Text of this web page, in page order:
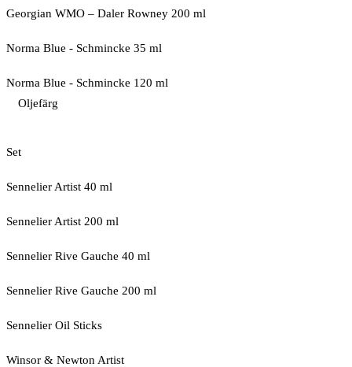
Georgian WMO – Daler Rowney 200 ml
Norma Blue - Schmincke 35 ml
Norma Blue - Schmincke 120 ml
Oljefärg
Set
Sennelier Artist 40 ml
Sennelier Artist 200 ml
Sennelier Rive Gauche 40 ml
Sennelier Rive Gauche 200 ml
Sennelier Oil Sticks
Winsor & Newton Artist